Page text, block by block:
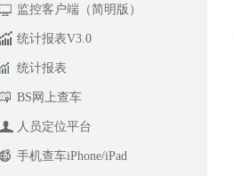
监控客户端（简明版）
统计报表V3.0
统计报表
BS网上查车
人员定位平台
手机查车iPhone/iPad